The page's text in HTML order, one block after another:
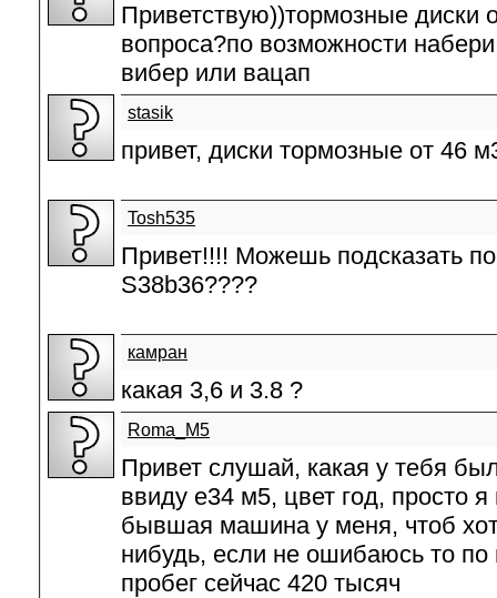
Приветствую))тормозные диски
вопроса?по возможности
вибер или вацап
stasik
привет, диски тормозные от 46
Tosh535
Привет!!!! Можешь подсказать
S38b36????
камран
какая 3,6 и 3.8 ?
Roma_M5
Привет слушай, какая у тебя
ввиду е34 м5, цвет год, просто я
бывшая машина у меня, чтоб
нибудь, если не ошибаюсь то по
пробег сейчас 420 тысяч